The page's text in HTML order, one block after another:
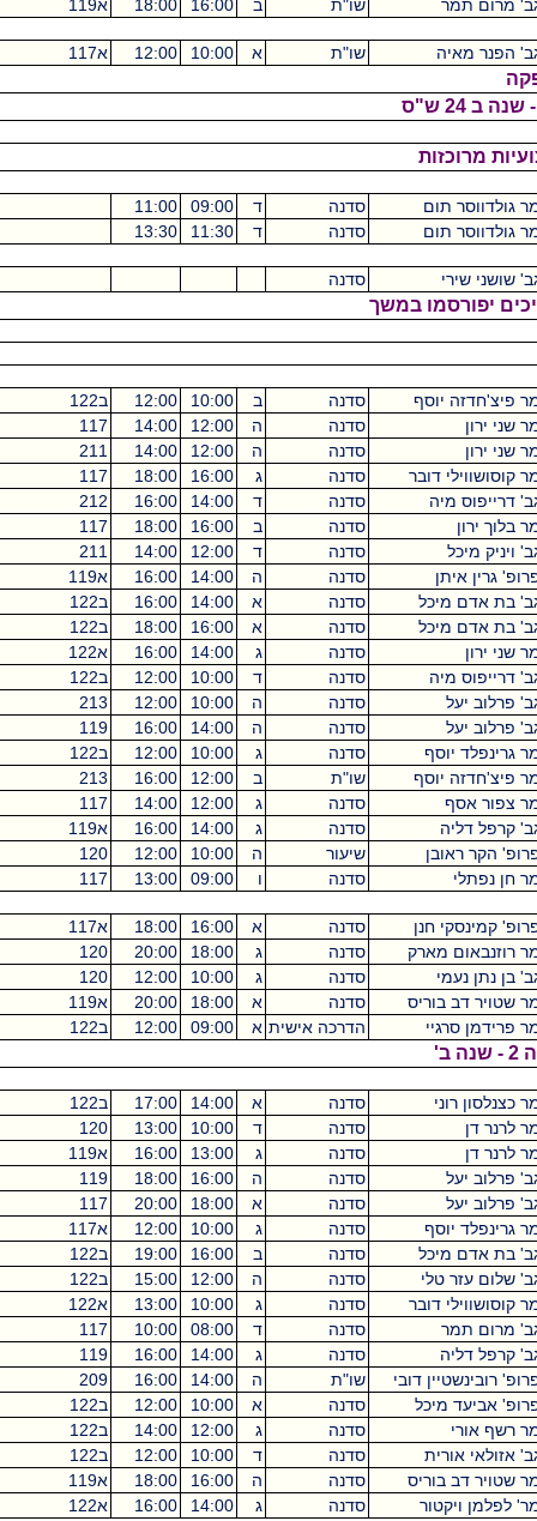
שו"ת ב 16:00
18:00 א119 מכסיקו
שו"ת א 10:00
12:00 א117 מכסיקו
סדנה ד 09:00
11:00
סדנה ד 11:30
13:30
סדנה
במשך
סדנה ב 10:00
12:00 ב122 מכסיקו
סדנה
ה 12:00
14:00
117 מכסיקו
סדנה
ה 12:00
14:00
211 מכסיקו
סדנה ג 16:00
18:00
117 מכסיקו
סדנה ד 14:00
16:00
212 מכסיקו
סדנה
ב 16:00
18:00
117 מכסיקו
סדנה
ד 12:00
14:00
211 מכסיקו
סדנה
ה 14:00
16:00 א119 מכסיקו
סדנה א 14:00
16:00 ב122 מכסיקו
סדנה א 16:00
18:00 ב122 מכסיקו
סדנה
ג 14:00
16:00 א122 מכסיקו
סדנה ד 10:00
12:00 ב122 מכסיקו
סדנה
ה 10:00
12:00
213 מכסיקו
סדנה
ה 14:00
16:00
119 מכסיקו
סדנה ג 10:00
12:00 ב122 מכסיקו
שו"ת ב 12:00
16:00
213 מכסיקו
סדנה
ג 12:00
14:00
117 מכסיקו
סדנה
ג 14:00
16:00 א119 מכסיקו
שיעור ה 10:00
12:00
120 מכסיקו
סדנה
ו 09:00
13:00
117 מכסיקו
סדנה א 16:00
18:00 א117 מכסיקו
סדנה ג 18:00
20:00
120 מכסיקו
סדנה
ג 10:00
12:00
120 מכסיקו
סדנה א 18:00
20:00 א119 מכסיקו
הדרכה אישית א 09:00
12:00 ב122 מכסיקו
סדנה א 14:00
17:00 ב122 מכסיקו
סדנה
ד 10:00
13:00
120 מכסיקו
סדנה
ג 13:00
16:00 א119 מכסיקו
סדנה
ה 16:00
18:00
119 מכסיקו
סדנה
א 18:00
20:00
117 מכסיקו
סדנה ג 10:00
12:00 א117 מכסיקו
סדנה ב 16:00
19:00 ב122 מכסיקו
סדנה ה 12:00
15:00 ב122 מכסיקו
סדנה ג 10:00
13:00 א122 מכסיקו
סדנה
ד 08:00
10:00
117 מכסיקו
סדנה
ג 14:00
16:00
119 מכסיקו
דובי
שו"ת ה 14:00
16:00
209 מכסיקו
סדנה א 10:00
12:00 ב122 מכסיקו
סדנה
ג 12:00
14:00 ב122 מכסיקו
סדנה ד 10:00
12:00 ב122 מכסיקו
סדנה ה 16:00
18:00 א119 מכסיקו
סדנה ג 14:00
16:00 א122 מכסיקו